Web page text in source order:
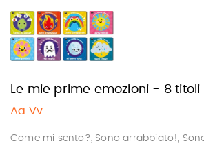
Le mie prime emozioni - 8 titoli
Aa.Vv.
Come mi sento?, Sono arrabbiato!,